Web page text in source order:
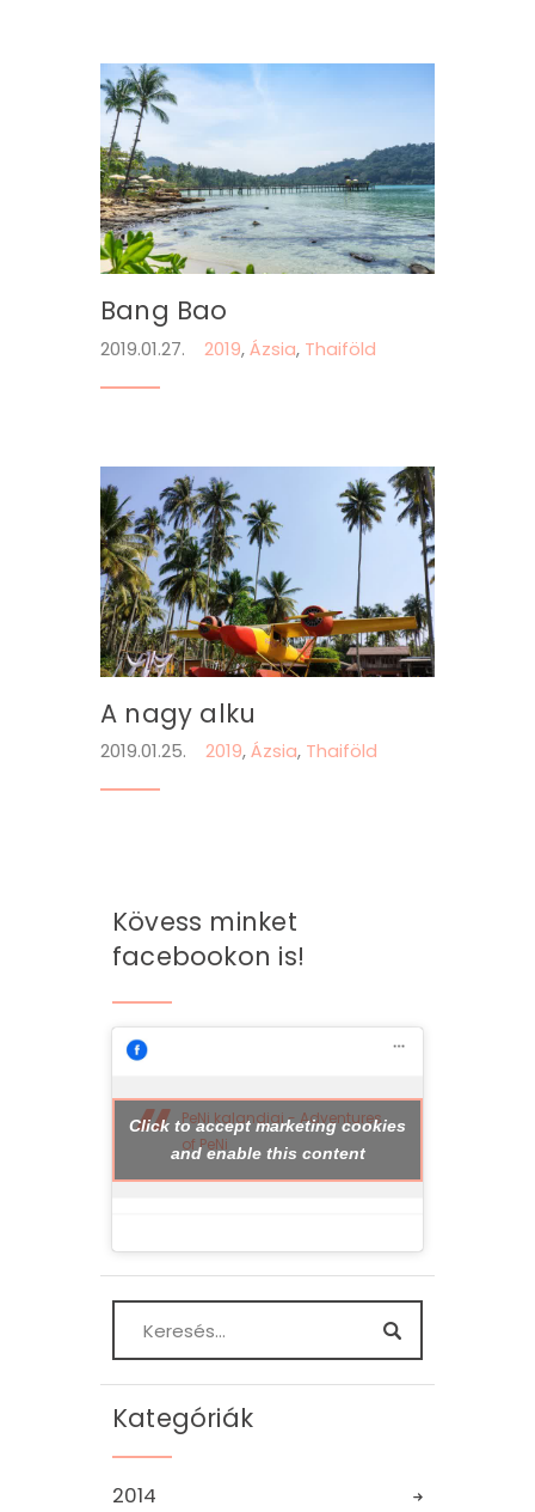
Bang Bao
2019.01.27. 2019,Ázsia, Thaiföld
A nagy alku
2019.01.25. 2019,Ázsia, Thaiföld
Kövess minket
facebookon is!
PeNi kalandjai - Adventures
of PeNi
Click to accept marketing cookies
and enable this content
Kategóriák
2014